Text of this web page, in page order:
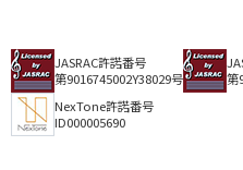
JASRAC許諾番号
第9016745002Y38029号
第
NexTone許諾番号
ID000005690